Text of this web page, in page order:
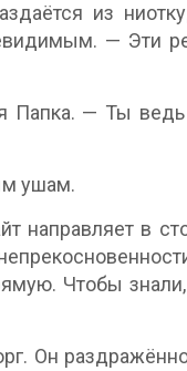
из
— Эти
— Ты
ушам.
направляет в
Чтобы
Он